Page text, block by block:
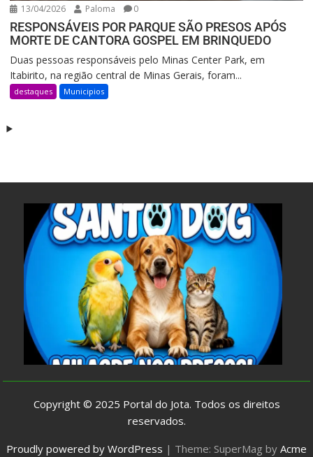
13/04/2026 Paloma 0
RESPONSÁVEIS POR PARQUE SÃO PRESOS APÓS
MORTE DE CANTORA GOSPEL EM BRINQUEDO
Duas pessoas responsáveis pelo Minas Center Park, em
Itabirito, na região central de Minas Gerais, foram...
destaques Municipios
Copyright © 2025 Portal do Jota. Todos os direitos
reservados.
Proudly powered by WordPress | Theme: SuperMag by Acme